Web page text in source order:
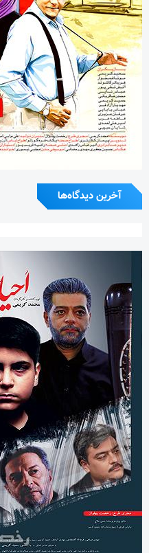
آخرین دیدگاه‌ها